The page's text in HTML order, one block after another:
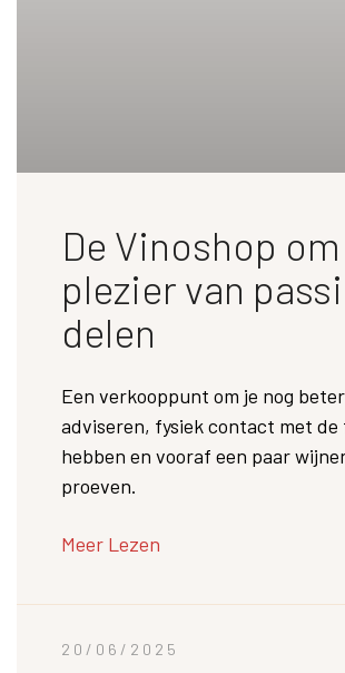
De Vinoshop
plezier van
delen
Een verkooppunt om je nog
adviseren, fysiek contact met de
hebben en vooraf een paar
proeven.
Meer Lezen
20/06/2025